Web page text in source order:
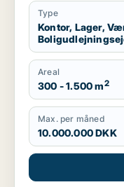
Type
Kontor, Lager,
Areal
300 - 1.500 m2
Max. per måned
10.000.000 DKK